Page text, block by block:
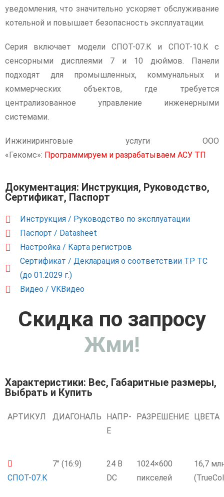
уведомления, что значительно ускоряет обслуживание
котельной и повышает безопасность эксплуатации.
Серия включает модели СПОТ-07.К и СПОТ-10.К с
сенсорными дисплеями 7 и 10 дюймов. Панели
подходят для промышленных, коммунальных и
коммерческих объектов, где требуется
централизованное управление инженерными
системами.
Инжиниринговые услуги ООО
«Гекомс»: Программируем и разрабатываем АСУ ТП
Документация: Инструкция, Руководство,
Сертификат, Паспорт
Инструкция / Руководство по эксплуатации
Паспорт / Datasheet
Настройка / Карта регистров
Сертификат / Декларация о соответствии ТР ТС
(до 01.2029 г.)
Видео / VKВидео
Скидка по запросу
Жми!
Характеристики: Вес, Габаритные размеры,
Выбрать и Купить
АРТИКУЛ ДИАГОНАЛЬ
НАПР-
Е
РАЗРЕШЕНИЕ ЦВЕТА
СПОТ-07.К
7" (16:9)
24 В
DC
1024×600
пикселей
16,7